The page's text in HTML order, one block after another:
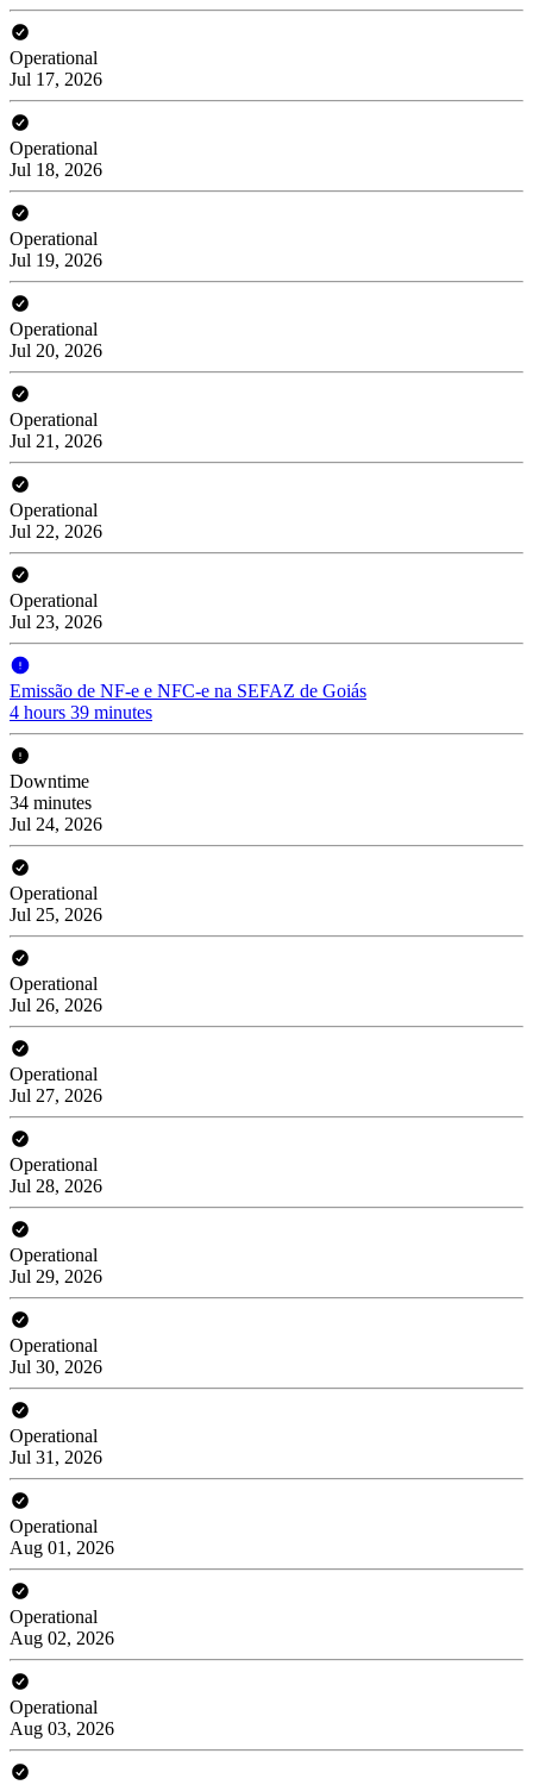
Operational
Jul 17, 2026
Operational
Jul 18, 2026
Operational
Jul 19, 2026
Operational
Jul 20, 2026
Operational
Jul 21, 2026
Operational
Jul 22, 2026
Operational
Jul 23, 2026
Emissão de NF-e e NFC-e na SEFAZ de Goiás
4 hours 39 minutes
Downtime
34 minutes
Jul 24, 2026
Operational
Jul 25, 2026
Operational
Jul 26, 2026
Operational
Jul 27, 2026
Operational
Jul 28, 2026
Operational
Jul 29, 2026
Operational
Jul 30, 2026
Operational
Jul 31, 2026
Operational
Aug 01, 2026
Operational
Aug 02, 2026
Operational
Aug 03, 2026